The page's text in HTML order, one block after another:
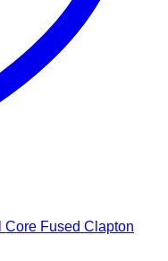
Core Fused Clapton